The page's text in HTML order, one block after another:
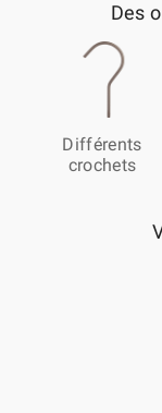
Des
Différents
crochets